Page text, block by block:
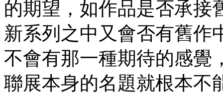
的期望，如作品是否承接
新系列之中又會否有舊作
不會有那一種期待的感覺
聯展本身的名題就根本不